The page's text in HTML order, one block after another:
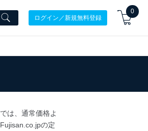
ログイン／新規無料登録
0
は、通常価格よ
の定